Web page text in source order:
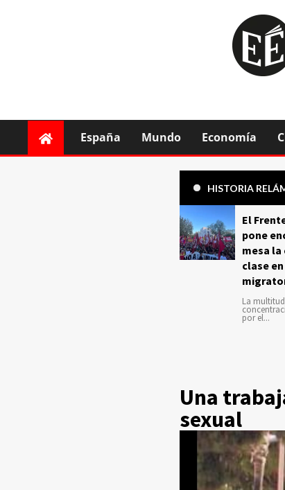
España Mundo Economía
HISTORIA
El
pone
mesa la
clase
La
por el...
Una
sexual